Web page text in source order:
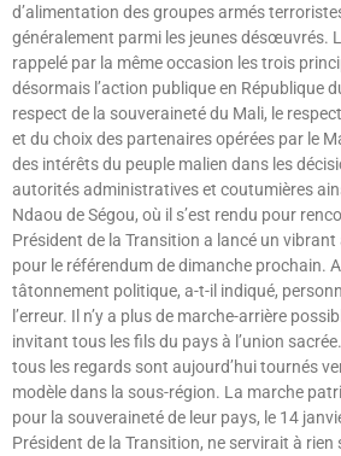
d’alimentation des groupes armés
généralement parmi les jeunes désœuvrés.
rappelé par la même occasion les trois
désormais l’action publique en République
respect de la souveraineté du Mali, le
et du choix des partenaires opérées par le
des intérêts du peuple malien dans les
autorités administratives et coutumières
Ndaou de Ségou, où il s’est rendu pour
Président de la Transition a lancé un
pour le référendum de dimanche prochain.
tâtonnement politique, a-t-il indiqué,
l’erreur. Il n’y a plus de marche-arrière
invitant tous les fils du pays à l’union
tous les regards sont aujourd’hui tournés
modèle dans la sous-région. La marche
pour la souveraineté de leur pays, le 14
Président de la Transition, ne servirait à